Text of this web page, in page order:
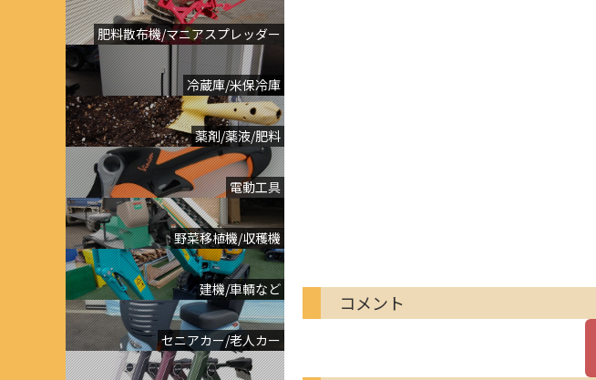
肥料散布機/マニアスプレッダー
冷蔵庫/米保冷庫
薬剤/薬液/肥料
電動工具
野菜移植機/収穫機
建機/車輌など
セニアカー/老人カー
コメント